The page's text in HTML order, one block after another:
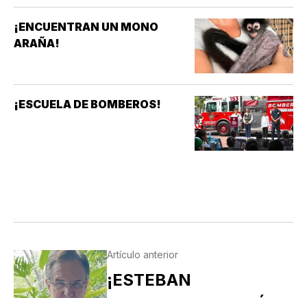
¡ENCUENTRAN UN MONO
ARAÑA!
¡ESCUELA DE BOMBEROS!
Artículo anterior
¡ESTEBAN